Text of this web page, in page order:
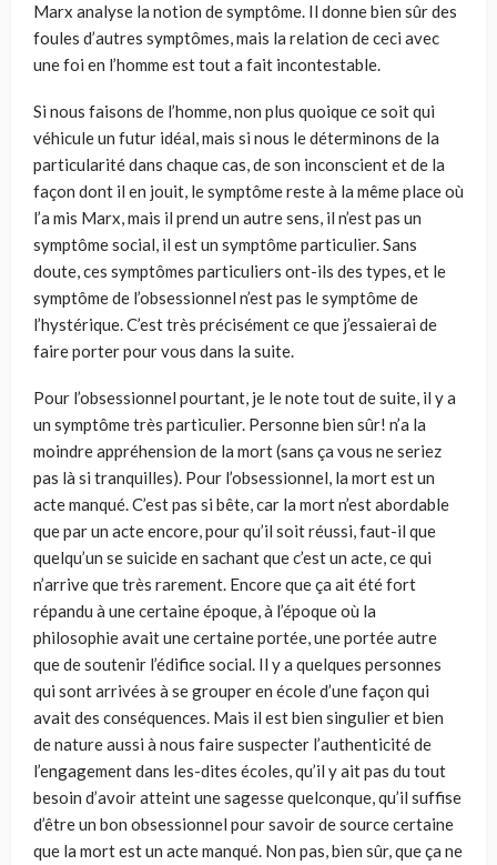
Marx analyse la notion de symptôme. Il donne bien sûr des
foules d’autres symptômes, mais la relation de ceci avec
une foi en l’homme est tout a fait incontestable.
Si nous faisons de l’homme, non plus quoique ce soit qui
véhicule un futur idéal, mais si nous le déterminons de la
particularité dans chaque cas, de son inconscient et de la
façon dont il en jouit, le symptôme reste à la même place où
l’a mis Marx, mais il prend un autre sens, il n’est pas un
symptôme social, il est un symptôme particulier. Sans
doute, ces symptômes particuliers ont-ils des types, et le
symptôme de l’obsessionnel n’est pas le symptôme de
l’hystérique. C’est très précisément ce que j’essaierai de
faire porter pour vous dans la suite.
Pour l’obsessionnel pourtant, je le note tout de suite, il y a
un symptôme très particulier. Personne bien sûr! n’a la
moindre appréhension de la mort (sans ça vous ne seriez
pas là si tranquilles). Pour l’obsessionnel, la mort est un
acte manqué. C’est pas si bête, car la mort n’est abordable
que par un acte encore, pour qu’il soit réussi, faut-il que
quelqu’un se suicide en sachant que c’est un acte, ce qui
n’arrive que très rarement. Encore que ça ait été fort
répandu à une certaine époque, à l’époque où la
philosophie avait une certaine portée, une portée autre
que de soutenir l’édifice social. Il y a quelques personnes
qui sont arrivées à se grouper en école d’une façon qui
avait des conséquences. Mais il est bien singulier et bien
de nature aussi à nous faire suspecter l’authenticité de
l’engagement dans les-dites écoles, qu’il y ait pas du tout
besoin d’avoir atteint une sagesse quelconque, qu’il suffise
d’être un bon obsessionnel pour savoir de source certaine
que la mort est un acte manqué. Non pas, bien sûr, que ça ne